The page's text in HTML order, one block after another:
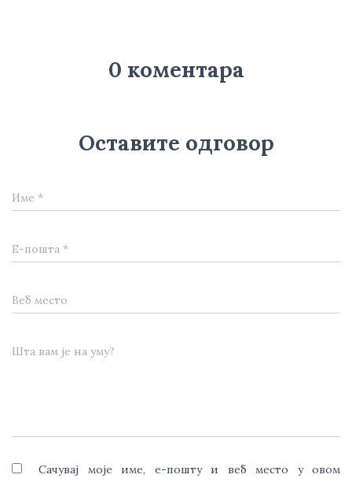
0 коментара
Оставите одговор
Име *
Е-пошта *
Веб место
Шта вам је на уму?
Сачувај моје име, е-пошту и веб место у овом